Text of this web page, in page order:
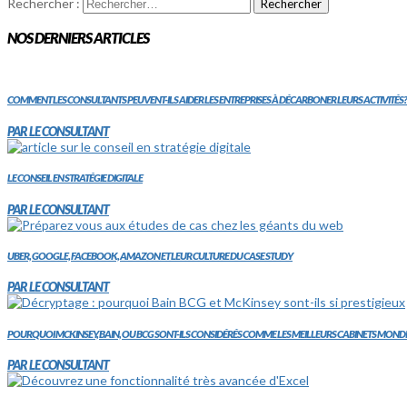
Rechercher :
NOS DERNIERS ARTICLES
COMMENT LES CONSULTANTS PEUVENT-ILS AIDER LES ENTREPRISES À DÉCARBONER LEURS ACTIVITÉS?
PAR LE CONSULTANT
LE CONSEIL EN STRATÉGIE DIGITALE
PAR LE CONSULTANT
UBER, GOOGLE, FACEBOOK, AMAZON ET LEUR CULTURE DU CASE STUDY
PAR LE CONSULTANT
POURQUOI MCKINSEY, BAIN, OU BCG SONT-ILS CONSIDÉRÉS COMME LES MEILLEURS CABINETS
PAR LE CONSULTANT